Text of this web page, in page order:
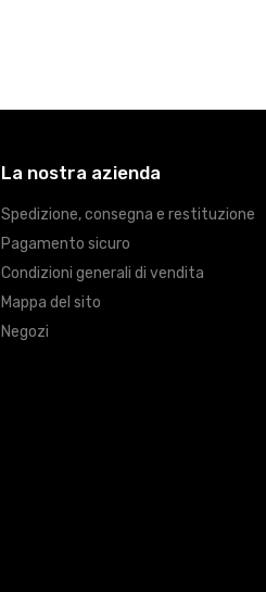
La nostra azienda
Spedizione, consegna e restituzione
Pagamento sicuro
Condizioni generali di vendita
Mappa del sito
Negozi